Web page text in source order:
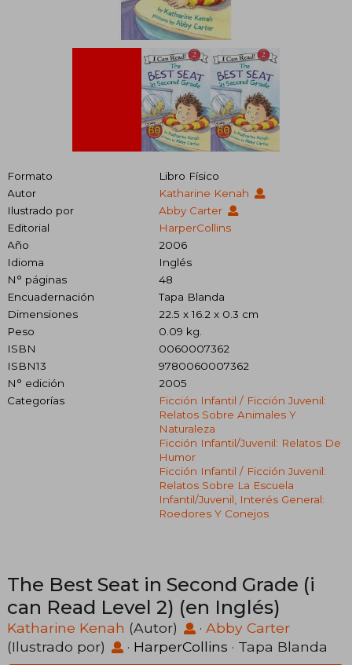
Formato
Libro Físico
Autor
Katharine Kenah
Ilustrado por
Abby Carter
Editorial
HarperCollins
Año
2006
Idioma
Inglés
N° páginas
48
Encuadernación
Tapa Blanda
Dimensiones
22.5 x 16.2 x 0.3 cm
Peso
0.09 kg.
ISBN
0060007362
ISBN13
9780060007362
N° edición
2005
Categorías
Ficción Infantil / Ficción Juvenil:
Relatos Sobre Animales Y
Naturaleza
Ficción Infantil/juvenil: Relatos De
Humor
Ficción Infantil / Ficción Juvenil:
Relatos Sobre La Escuela
Infantil/juvenil, Interés General:
Roedores Y Conejos
The Best Seat in Second Grade (i
can Read Level 2) (en Inglés)
Katharine Kenah (Autor) · Abby Carter
(Ilustrado por)
· HarperCollins · Tapa Blanda